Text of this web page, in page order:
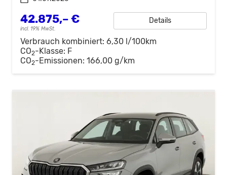
42.875,– €
incl. 19% MwSt.
Details
Verbrauch kombiniert: 6,30 l/100km
CO2-Klasse: F
CO2-Emissionen: 166,00 g/km